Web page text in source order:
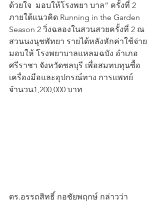
ด้วยใจ  มอบให้โรงพยา บาล” ครั้งที่ 2
ภายใต้แนวคิด Running in the Garden
Season 2 วิ่งฉลองในสวนสวยครั้งที่ 2 ณ
สวนนงนุชพัทยา รายได้หลังหักค่าใช้จ่าย
มอบให้ โรงพยาบาลแหลมฉบัง อำเภอ
ศรีราชา จังหวัดชลบุรี เพื่อสมทบทุนซื้อ
เครื่องมือและอุปกรณ์ทาง การแพทย์
จำนวน1,200,000 บาท
ดร.อรรถสิทธิ์ กอชัยพฤกษ์ กล่าวว่า